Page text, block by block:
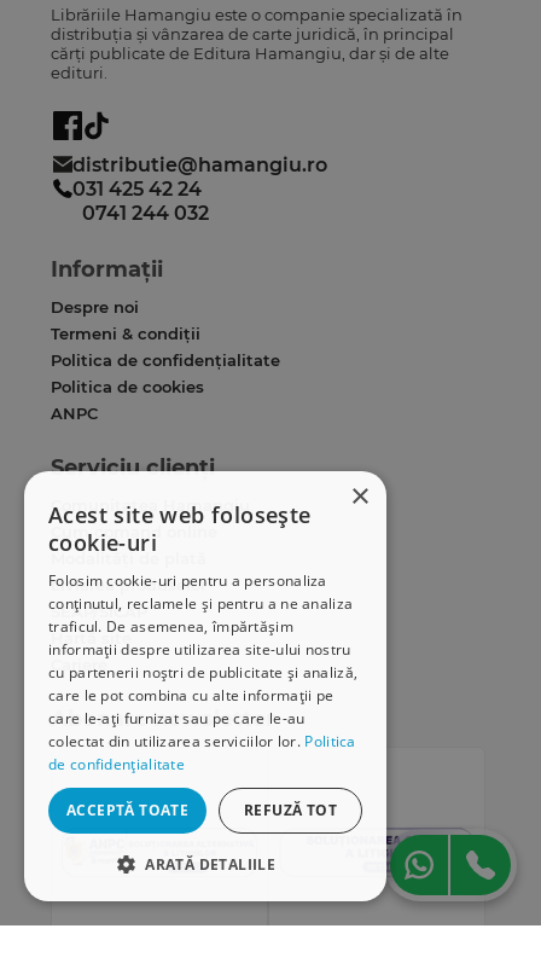
×
Acest site web folosește
cookie-uri
Folosim cookie-uri pentru a personaliza
conținutul, reclamele și pentru a ne analiza
traficul. De asemenea, împărtășim
informații despre utilizarea site-ului nostru
cu partenerii noștri de publicitate și analiză,
care le pot combina cu alte informații pe
care le-ați furnizat sau pe care le-au
colectat din utilizarea serviciilor lor. Politica
de confidențialitate
ACCEPTĂ TOATE REFUZĂ TOT
ARATĂ DETALIILE
Librăriile Hamangiu este o companie specializată în
distribuția și vânzarea de carte juridică, în principal
cărți publicate de Editura Hamangiu, dar și de alte
edituri.
distributie@hamangiu.ro
031 425 42 24
0741 244 032
Informații
Despre noi
Termeni & condiții
Politica de confidențialitate
Politica de cookies
ANPC
Serviciu clienți
Comunitatea Hamangiu
Cum comand online
Livrarea produselor
SEAP/SICAP
Hartă site
Cariere
Abonare newsletter